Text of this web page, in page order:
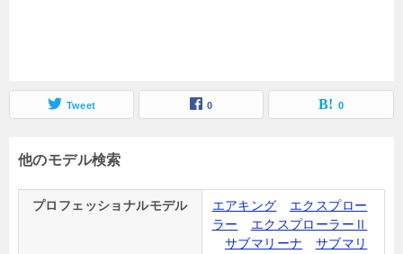
Tweet 0 0
他のモデル検索
プロフェッショナルモデル エアキング
エクスプロー
ラー
エクスプローラーⅡ
サブマリーナ
サブマリ